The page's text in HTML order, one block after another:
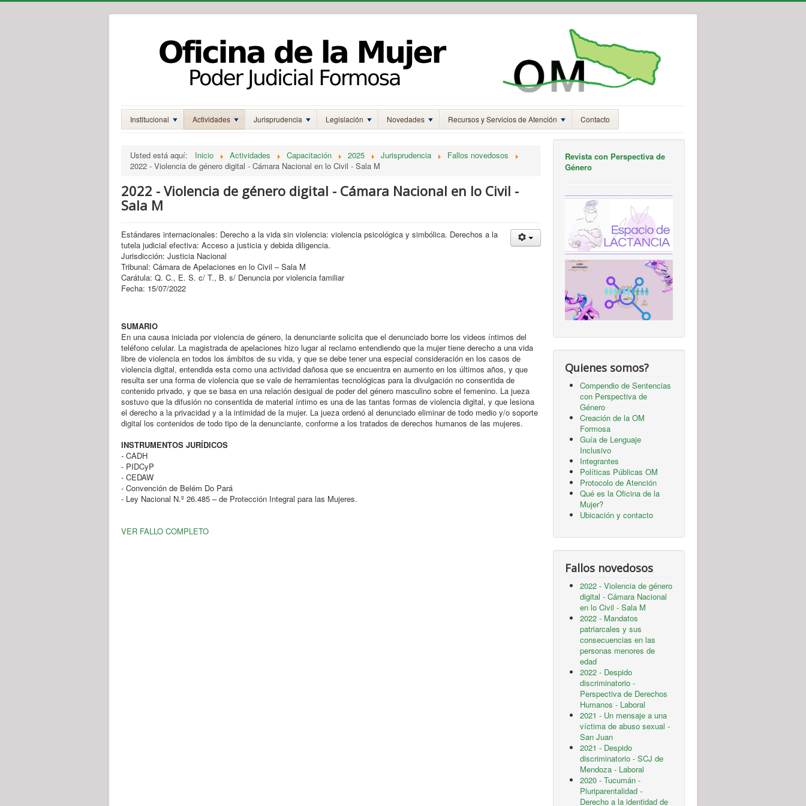
Institucional Actividades Jurisprudencia Legislación Novedades Recursos y Servicios de Atención Contacto
Usted está aquí: Inicio Actividades Capacitación 2025 Jurisprudencia
Fallos novedosos
2022 - Violencia de género digital - Cámara Nacional en lo Civil - Sala M
2022 - Violencia de género digital - Cámara Nacional en lo Civil -
Sala M
Estándares internacionales: Derecho a la vida sin violencia: violencia psicológica y simbólica. Derechos a la
tutela judicial efectiva: Acceso a justicia y debida diligencia.
Jurisdicción: Justicia Nacional
Tribunal: Cámara de Apelaciones en lo Civil – Sala M
Carátula: Q. C., E. S. c/ T., B. s/ Denuncia por violencia familiar
Fecha: 15/07/2022
SUMARIO
En una causa iniciada por violencia de género, la denunciante solicita que el denunciado borre los videos íntimos del
teléfono celular. La magistrada de apelaciones hizo lugar al reclamo entendiendo que la mujer tiene derecho a una vida
libre de violencia en todos los ámbitos de su vida, y que se debe tener una especial consideración en los casos de
violencia digital, entendida esta como una actividad dañosa que se encuentra en aumento en los últimos años, y que
resulta ser una forma de violencia que se vale de herramientas tecnológicas para la divulgación no consentida de
contenido privado, y que se basa en una relación desigual de poder del género masculino sobre el femenino. La jueza
sostuvo que la difusión no consentida de material íntimo es una de las tantas formas de violencia digital, y que lesiona
el derecho a la privacidad y a la intimidad de la mujer. La jueza ordenó al denunciado eliminar de todo medio y/o soporte
digital los contenidos de todo tipo de la denunciante, conforme a los tratados de derechos humanos de las mujeres.
INSTRUMENTOS JURÍDICOS
- CADH
- PIDCyP
- CEDAW
- Convención de Belém Do Pará
- Ley Nacional N.º 26.485 – de Protección Integral para las Mujeres.
VER FALLO COMPLETO
Revista con Perspectiva de
Género
Quienes somos?
Compendio de Sentencias
con Perspectiva de
Género
Creación de la OM
Formosa
Guía de Lenguaje
Inclusivo
Integrantes
Políticas Públicas OM
Protocolo de Atención
Qué es la Oficina de la
Mujer?
Ubicación y contacto
Fallos novedosos
2022 - Violencia de género
digital - Cámara Nacional
en lo Civil - Sala M
2022 - Mandatos
patriarcales y sus
consecuencias en las
personas menores de
edad
2022 - Despido
discriminatorio -
Perspectiva de Derechos
Humanos - Laboral
2021 - Un mensaje a una
víctima de abuso sexual -
San Juan
2021 - Despido
discriminatorio - SCJ de
Mendoza - Laboral
2020 - Tucumán -
Pluriparentalidad -
Derecho a la identidad de